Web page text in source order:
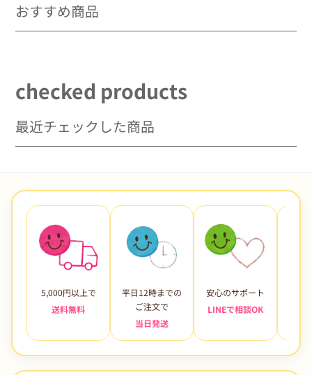
おすすめ商品
checked products
最近チェックした商品
5,000円以上で
送料無料
平日12時までの
ご注文で
当日発送
安心のサポート
LINEで相談OK